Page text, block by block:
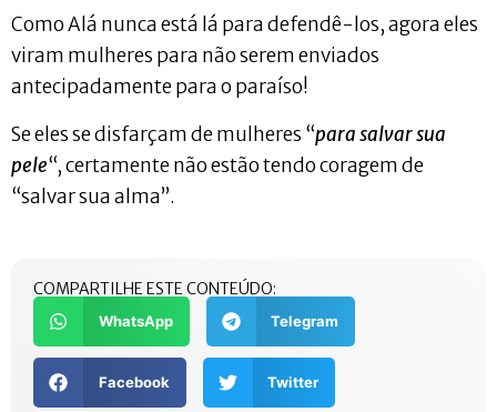
Como Alá nunca está lá para defendê-los, agora eles
viram mulheres para não serem enviados
antecipadamente para o paraíso!
Se eles se disfarçam de mulheres “para salvar sua
pele“, certamente não estão tendo coragem de
“salvar sua alma”.
COMPARTILHE ESTE CONTEÚDO:
WhatsApp Telegram
Facebook Twitter